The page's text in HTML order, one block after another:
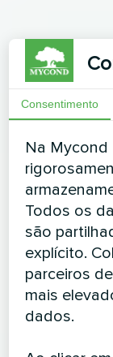
Consentimento
Na Mycond
Todos os
são
explícito.
parceiros
mais
dados.